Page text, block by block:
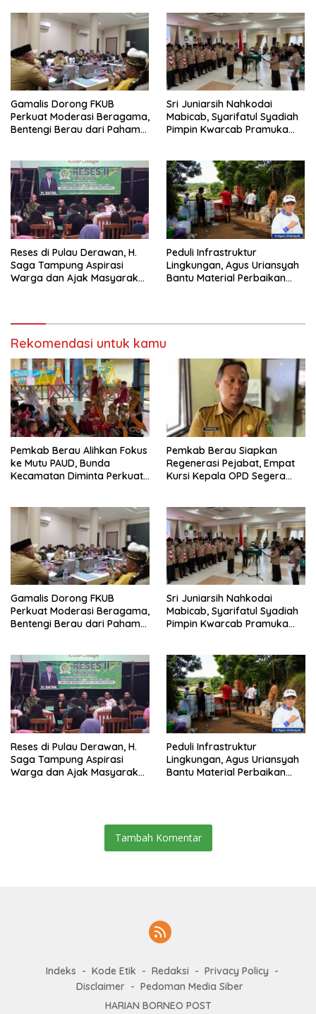
Gamalis Dorong FKUB
Perkuat Moderasi Beragama,
Bentengi Berau dari Paham
Sri Juniarsih Nahkodai
Mabicab, Syarifatul Syadiah
Pimpin Kwarcab Pramuka
Reses di Pulau Derawan, H.
Saga Tampung Aspirasi
Warga dan Ajak Masyarakat
Peduli Infrastruktur
Lingkungan, Agus Uriansyah
Bantu Material Perbaikan
Rekomendasi untuk kamu
Pemkab Berau Alihkan Fokus
ke Mutu PAUD, Bunda
Kecamatan Diminta Perkuat
Pemkab Berau Siapkan
Regenerasi Pejabat, Empat
Kursi Kepala OPD Segera
Gamalis Dorong FKUB
Perkuat Moderasi Beragama,
Bentengi Berau dari Paham
Sri Juniarsih Nahkodai
Mabicab, Syarifatul Syadiah
Pimpin Kwarcab Pramuka
Reses di Pulau Derawan, H.
Saga Tampung Aspirasi
Warga dan Ajak Masyarakat
Peduli Infrastruktur
Lingkungan, Agus Uriansyah
Bantu Material Perbaikan
Tambah Komentar
Indeks Kode Etik Redaksi
Privacy Policy
Disclaimer
Pedoman Media Siber
HARIAN BORNEO POST